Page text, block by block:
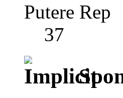
Putere Rep
37